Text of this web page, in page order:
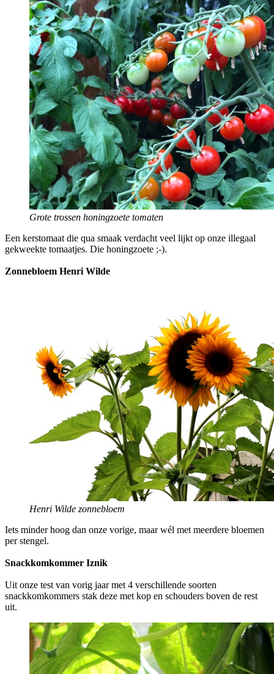
Grote trossen honingzoete tomaten
Een kerstomaat die qua smaak verdacht veel lijkt op onze illegaal
gekweekte tomaatjes. Die honingzoete ;-).
Zonnebloem Henri Wilde
Henri Wilde zonnebloem
Iets minder hoog dan onze vorige, maar wél met meerdere bloemen
per stengel.
Snackkomkommer Iznik
Uit onze test van vorig jaar met 4 verschillende soorten
snackkomkommers stak deze met kop en schouders boven de rest
uit.